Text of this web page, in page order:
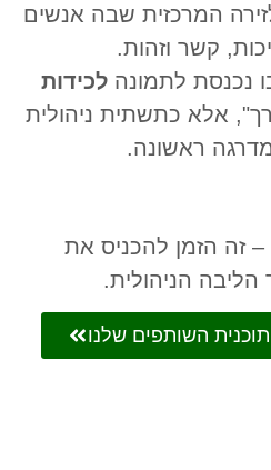
המרכזית שבה אנשים
קשר וזהות.
נכנסת לתמונה לכידות
אלא כתשתית ניהולית
ראשונה.
– זה הזמן להכניס את
הליבה הניהולית.
השותפים שלנו